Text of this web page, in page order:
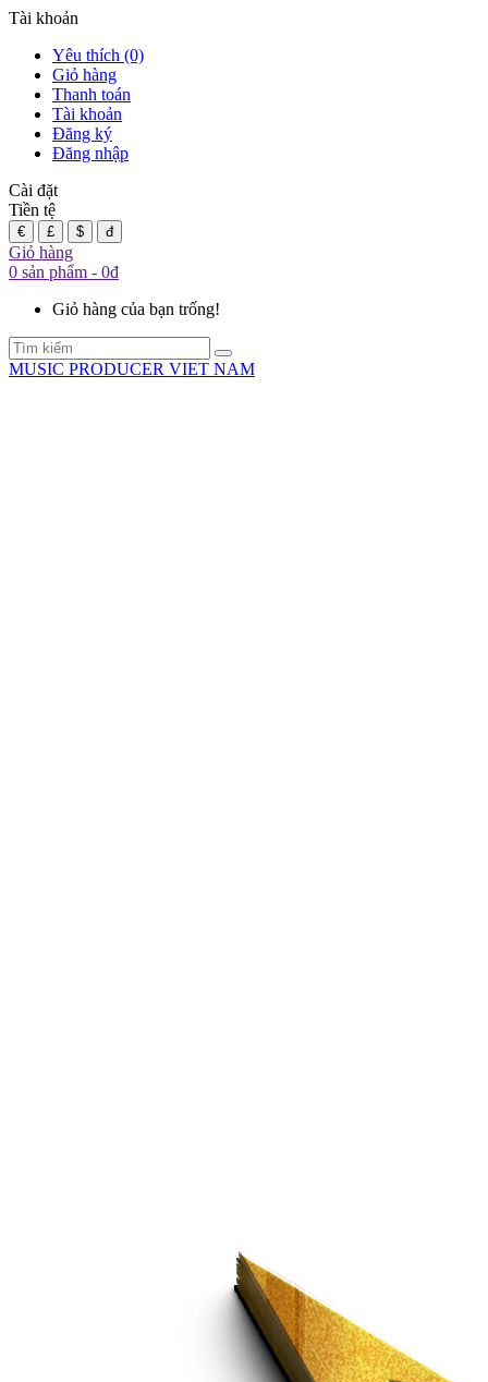
Tài khoản
Yêu thích (0)
Giỏ hàng
Thanh toán
Tài khoản
Đăng ký
Đăng nhập
Cài đặt
Tiền tệ
€ £ $ đ
Giỏ hàng
0 sản phẩm - 0đ
Giỏ hàng của bạn trống!
MUSIC PRODUCER VIET NAM